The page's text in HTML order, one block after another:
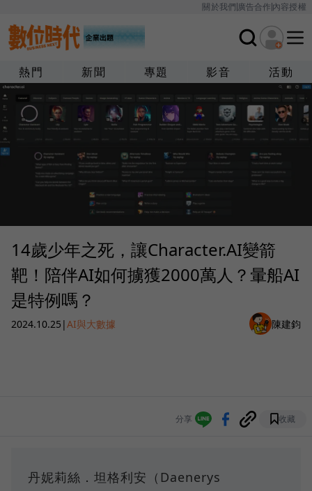
關於我們廣告合作內容授權
熱門 新聞 專題 影音 活動
14歲少年之死，讓Character.AI變箭
靶！陪伴AI如何擄獲2000萬人？暈船AI
是特例嗎？
2024.10.25 |AI與大數據 陳建鈞
分享 收藏
丹妮莉絲．坦格利安（Daenerys